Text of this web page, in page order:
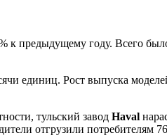
к предыдущему году. Всего
единиц. Рост выпуска
тульский завод Haval
отгрузили потребителям